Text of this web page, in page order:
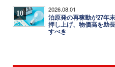
10 2026.08.01
泊原発の再稼動が27年
押し上げ、物価高を助
すべき